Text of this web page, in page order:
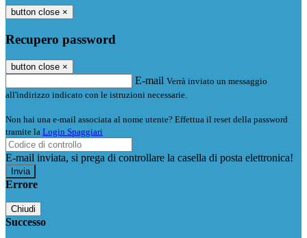
button close ×
Recupero password
button close ×
E-mail Verrà inviato un messaggio
all'indirizzo indicato con le istruzioni necessarie.
Non hai una e-mail associata al nome utente? Effettua il reset della password
tramite la Login Spaggiari
E-mail inviata, si prega di controllare la casella di posta elettronica!
Errore
Chiudi
Successo